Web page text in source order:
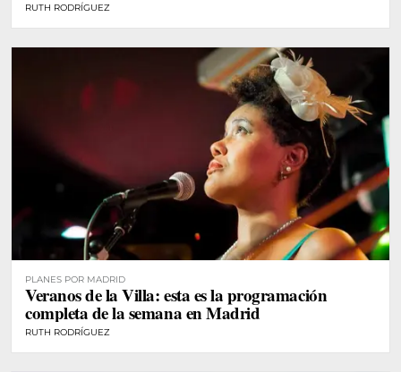
RUTH RODRÍGUEZ
PLANES POR MADRID
Veranos de la Villa: esta es la programación
completa de la semana en Madrid
RUTH RODRÍGUEZ